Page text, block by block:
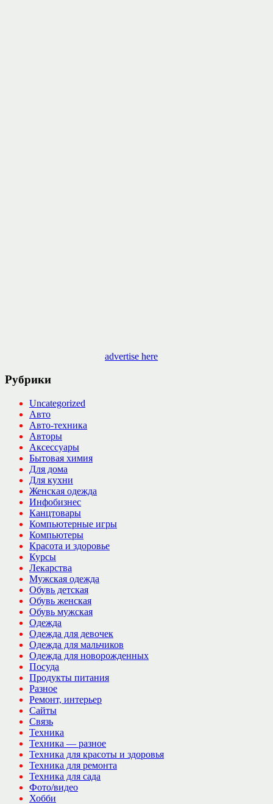
advertise here
Рубрики
Uncategorized
Авто
Авто-техника
Авторы
Аксессуары
Бытовая химия
Для дома
Для кухни
Женская одежда
Инфобизнес
Канцтовары
Компьютерные игры
Компьютеры
Красота и здоровье
Курсы
Лекарства
Мужская одежда
Обувь детская
Обувь женская
Обувь мужская
Одежда
Одежда для девочек
Одежда для мальчиков
Одежда для новорожденных
Посуда
Продукты питания
Разное
Ремонт, интерьер
Сайты
Связь
Техника
Техника — разное
Техника для красоты и здоровья
Техника для ремонта
Техника для сада
Фото/видео
Хобби